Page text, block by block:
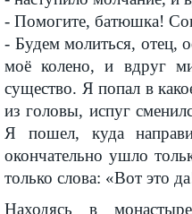
- Помогите, батюшка!
- Будем молиться, отец,
моё колено, и вдруг
существо. Я попал в
из головы, испуг
Я пошел, куда
окончательно ушло
только слова: «Вот это
Находясь в